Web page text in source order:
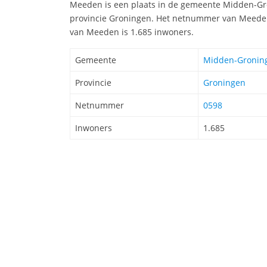
Meeden is een plaats in de gemeente Midden-
provincie Groningen. Het netnummer van
van Meeden is 1.685 inwoners.
Gemeente
Midden-
Provincie
Groningen
Netnummer
0598
Inwoners
1.685